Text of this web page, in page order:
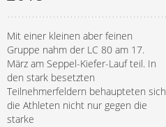
Mit einer kleinen aber feinen
Gruppe nahm der LC 80 am 17.
März am Seppel-Kiefer-Lauf teil. In
den stark besetzten
Teilnehmerfeldern behaupteten sich
die Athleten nicht nur gegen die
starke